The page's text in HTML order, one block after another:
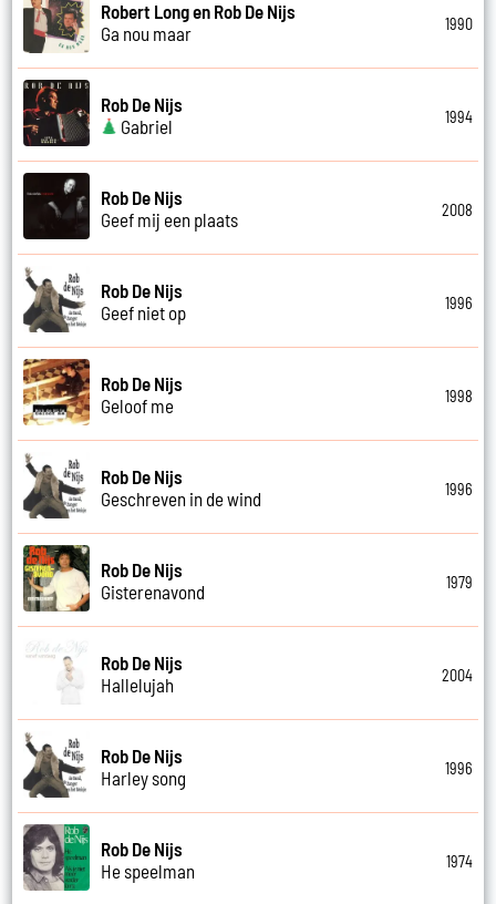
Robert Long en Rob De Nijs
Ga nou maar
1990
Rob De Nijs
Gabriel
1994
Rob De Nijs
Geef mij een plaats
2008
Rob De Nijs
Geef niet op
1996
Rob De Nijs
Geloof me
1998
Rob De Nijs
Geschreven in de wind
1996
Rob De Nijs
Gisterenavond
1979
Rob De Nijs
Hallelujah
2004
Rob De Nijs
Harley song
1996
Rob De Nijs
He speelman
1974